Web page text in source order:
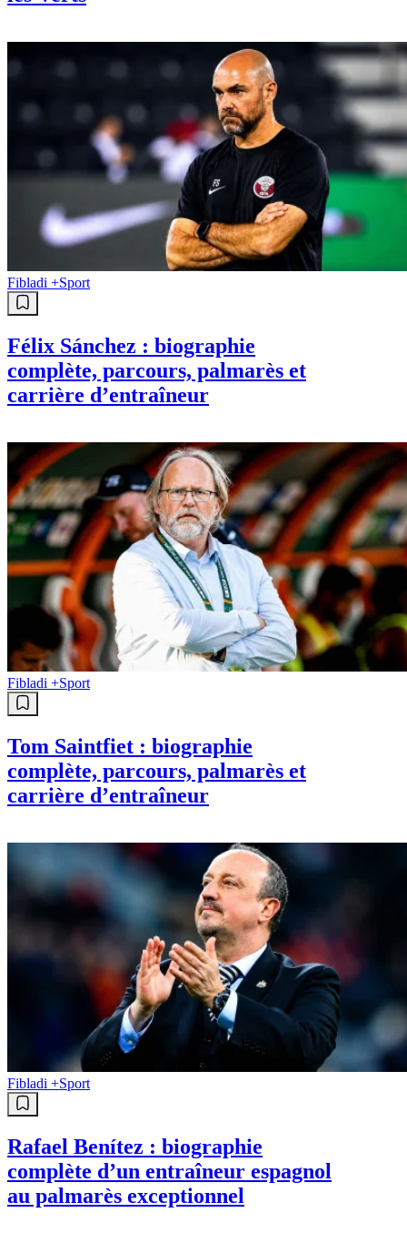
Fibladi +Sport
Félix Sánchez : biographie
complète, parcours, palmarès et
carrière d’entraîneur
Fibladi +Sport
Tom Saintfiet : biographie
complète, parcours, palmarès et
carrière d’entraîneur
Fibladi +Sport
Rafael Benítez : biographie
complète d’un entraîneur espagnol
au palmarès exceptionnel